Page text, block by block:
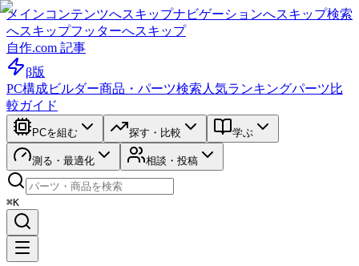
メインコンテンツへスキップナビゲーションへスキップ検索
へスキップフッターへスキップ
自作.com 記事
β版
PC構成ビルダー商品・パーツ検索 人気ランキングパーツ比
較ガイド
PCを組む 探す・比較 学ぶ
測る・最適化 相談・投稿
⌘K